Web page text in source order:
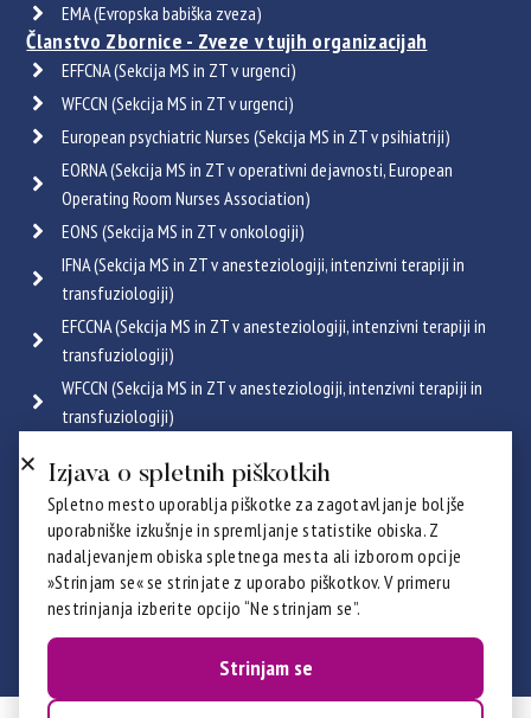
EMA (Evropska babiška zveza)
Članstvo Zbornice - Zveze v tujih organizacijah
EFFCNA (Sekcija MS in ZT v urgenci)
WFCCN (Sekcija MS in ZT v urgenci)
European psychiatric Nurses (Sekcija MS in ZT v psihiatriji)
EORNA (Sekcija MS in ZT v operativni dejavnosti, European
Operating Room Nurses Association)
EONS (Sekcija MS in ZT v onkologiji)
IFNA (Sekcija MS in ZT v anesteziologiji, intenzivni terapiji in
transfuziologiji)
EFCCNA (Sekcija MS in ZT v anesteziologiji, intenzivni terapiji in
transfuziologiji)
WFCCN (Sekcija MS in ZT v anesteziologiji, intenzivni terapiji in
transfuziologiji)
ICRN (Sekcija MS in ZT v pulmologiji)
Poglej vse
Certifikati
Izjava o spletnih piškotkih
Spletno mesto uporablja piškotke za zagotavljanje boljše
uporabniške izkušnje in spremljanje statistike obiska. Z
nadaljevanjem obiska spletnega mesta ali izborom opcije
»Strinjam se« se strinjate z uporabo piškotkov. V primeru
nestrinjanja izberite opcijo “Ne strinjam se”.
Strinjam se